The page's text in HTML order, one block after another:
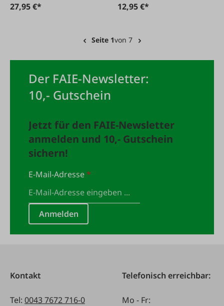
27,95 €* 12,95 €*
Seite 1von 7
Der FAIE-Newsletter:
10,- Gutschein
Jetzt für den FAIE-Newsletter
anmelden und 10,- Gutschein
sichern!
E-Mail-Adresse*
Anmelden
Kontakt
Tel: 0043 7672 716-0
Telefonisch erreichbar:
Mo - Fr: